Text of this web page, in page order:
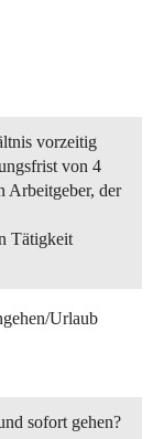
vorzeitig
von 4
Arbeitgeber, der
Tätigkeit
Urlaub
sofort gehen?